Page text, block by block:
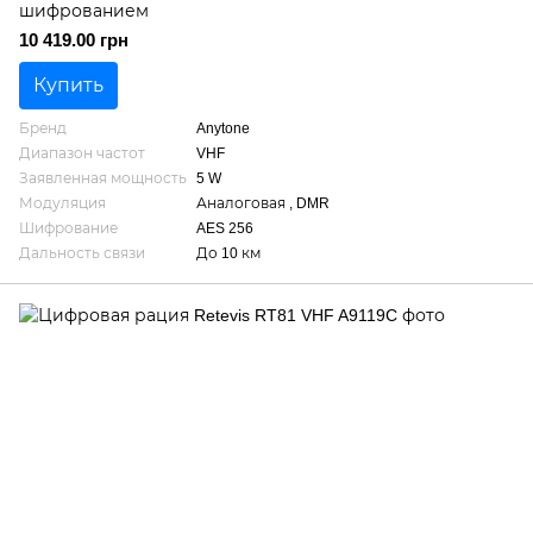
шифрованием
10 419.00 грн
Купить
Бренд
Anytone
Диапазон частот
VHF
Заявленная мощность 5 W
Модуляция
Аналоговая , DMR
Шифрование
AES 256
Дальность связи
До 10 км